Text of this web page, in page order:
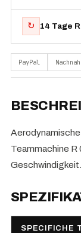
↻ 14 Tage
PayPal
Teammachine R
SPECIFICHE